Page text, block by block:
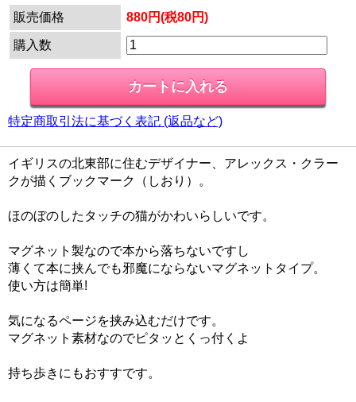
販売価格 880円(税80円)
購入数
特定商取引法に基づく表記 (返品など)
イギリスの北東部に住むデザイナー、アレックス・クラー
クが描くブックマーク（しおり）。
ほのぼのしたタッチの猫がかわいらしいです。
マグネット製なので本から落ちないですし
薄くて本に挟んでも邪魔にならないマグネットタイプ。
使い方は簡単!
気になるページを挟み込むだけです。
マグネット素材なのでピタッとくっ付くよ
持ち歩きにもおすすです。